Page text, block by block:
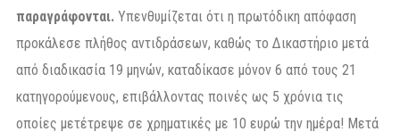
παραγράφονται. Υπενθυμίζεται ότι η πρωτόδικη απόφαση
προκάλεσε πλήθος αντιδράσεων, καθώς το Δικαστήριο μετά
από διαδικασία 19 μηνών, καταδίκασε μόνον 6 από τους 21
κατηγορούμενους, επιβάλλοντας ποινές ως 5 χρόνια τις
οποίες μετέτρεψε σε χρηματικές με 10 ευρώ την ημέρα! Μετά